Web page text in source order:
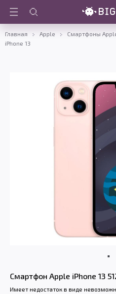
Главная Apple Смартфоны
iPhone 13
Смартфон Apple iPhone 13
Имеет недостаток в виде